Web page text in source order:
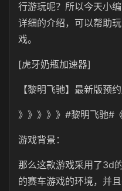
行游玩呢？所以今天小
详细的介绍，可以帮助
戏。
[虎牙奶瓶加速器]
【黎明飞驰】最新版预
》》》》》#黎明飞驰#
游戏背景：
那么这款游戏采用了3d
的赛车游戏的环境，并